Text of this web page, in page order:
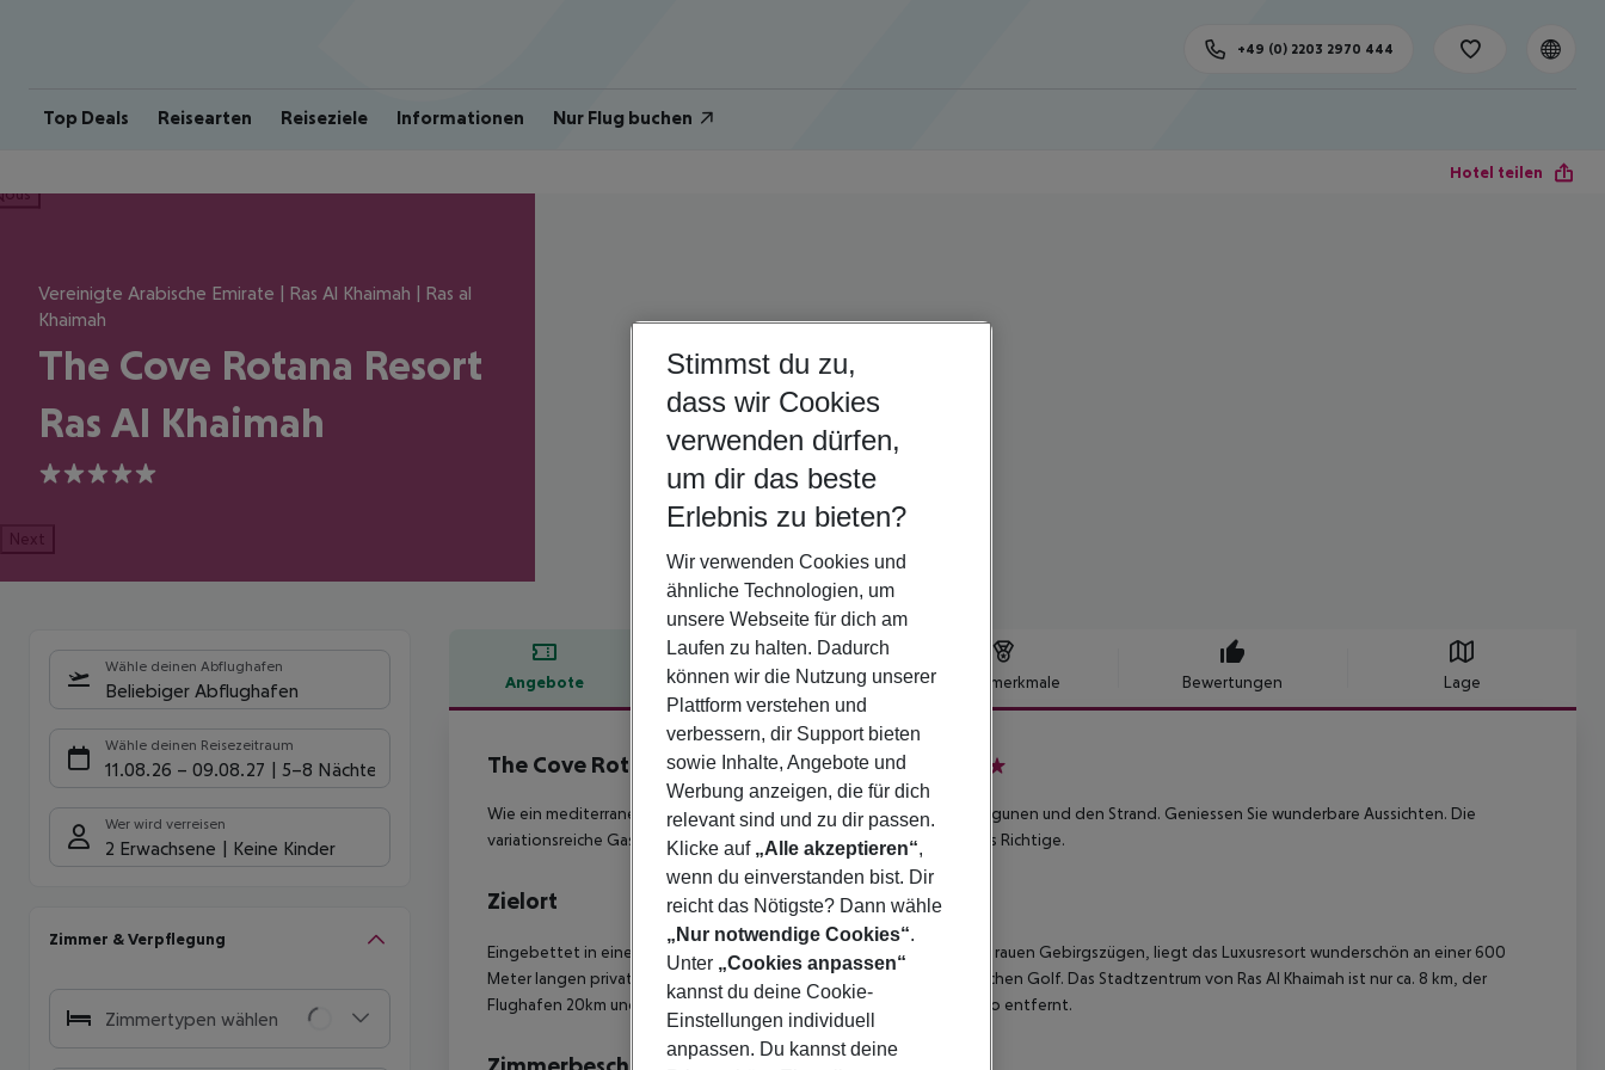
Top Deals Reisearten Reiseziele Informationen Nur Flug buchen
+49 (0) 2203 2970 444
Hotel teilen
Vereinigte Arabische Emirate | Ras Al Khaimah | Ras al
Khaimah
The Cove Rotana Resort
Ras Al Khaimah
5
Next
Wähle deinen Abflughafen
Beliebiger Abflughafen
Wähle deinen Reisezeitraum
11.08.26 – 09.08.27 5-8 Nächte
Wer wird verreisen
2 Erwachsene Keine Kinder
Zimmer & Verpflegung
Zimmertypen wählen
Angebote Hotelbeschreibung Hotelmerkmale Bewertungen Lage
Hotelbeschreibung
The Cove Rotana Resort Ras Al Khaimah
5
Wie ein mediterranes Dorf gebaut, schmiegt sich dieses Hotel um Lagunen und den Strand. Geniessen Sie wunderbare Aussichten. Die
variationsreiche Gastronomie bietet zudem für jeden Geschmack das Richtige.
Zielort
Eingebettet in eine malerische Landschaft zwischen Sanddünen und rauen Gebirgszügen, liegt das Luxusresort wunderschön an einer 600
Meter langen privaten Sandbucht mit herrlichem Blick auf den Arabischen Golf. Das Stadtzentrum von Ras Al Khaimah ist nur ca. 8 km, der
Flughafen 20km und der Flughafen von Dubai ca. 87 km mit dem Auto entfernt.
Stimmst du zu,
dass wir Cookies
verwenden dürfen,
um dir das beste
Erlebnis zu bieten?
Wir verwenden Cookies und
ähnliche Technologien, um
unsere Webseite für dich am
Laufen zu halten. Dadurch
können wir die Nutzung unserer
Plattform verstehen und
verbessern, dir Support bieten
sowie Inhalte, Angebote und
Werbung anzeigen, die für dich
relevant sind und zu dir passen.
Klicke auf „Alle akzeptieren“,
wenn du einverstanden bist. Dir
reicht das Nötigste? Dann wähle
„Nur notwendige Cookies“.
Unter „Cookies anpassen“
kannst du deine Cookie-
Einstellungen individuell
anpassen. Du kannst deine